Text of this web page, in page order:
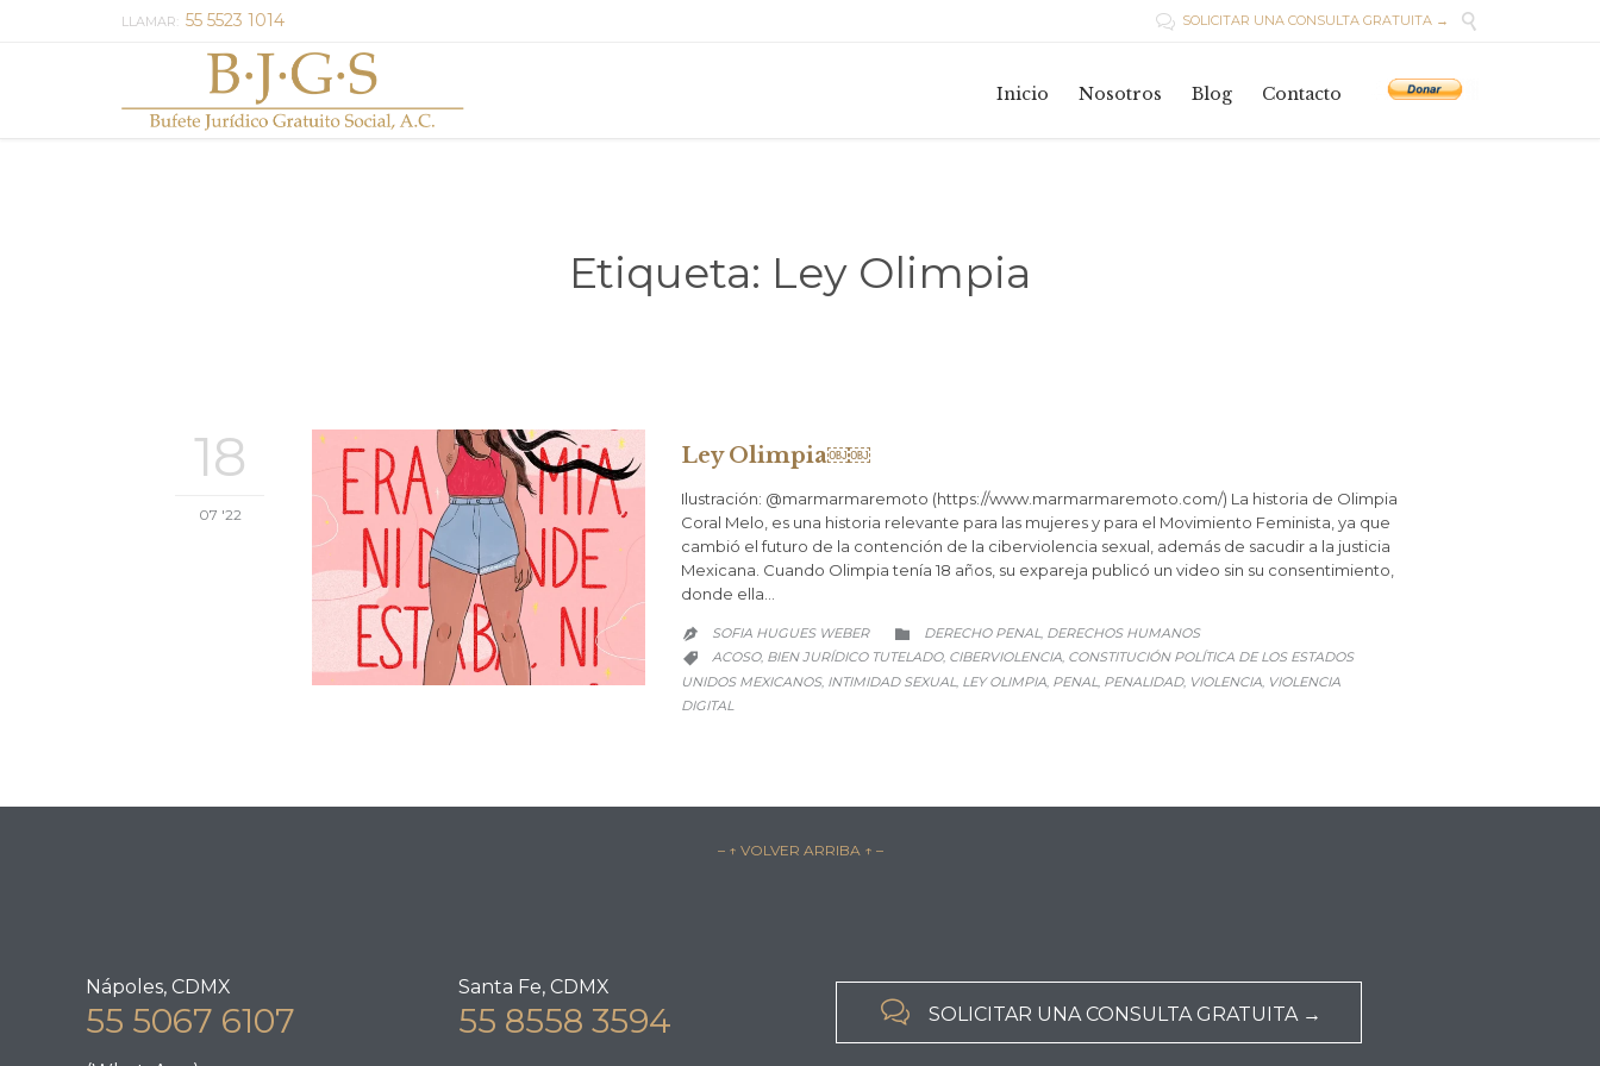
LLAMAR: 55 5523 1014  SOLICITAR UNA CONSULTA GRATUITA → 
Inicio Nosotros Blog Contacto
Etiqueta: Ley Olimpia
18
07 '22
Ley Olimpia￼￼
Ilustración: @marmarmaremoto (https://www.marmarmaremoto.com/) La historia de Olimpia
Coral Melo, es una historia relevante para las mujeres y para el Movimiento Feminista, ya que
cambió el futuro de la contención de la ciberviolencia sexual, además de sacudir a la justicia
Mexicana. Cuando Olimpia tenía 18 años, su expareja publicó un video sin su consentimiento,
donde ella…
 SOFIA HUGUES WEBER  CATEGORY
DERECHO PENAL, DERECHOS HUMANOS
 CATEGORY
ACOSO, BIEN JURÍDICO TUTELADO, CIBERVIOLENCIA, CONSTITUCIÓN POLÍTICA DE LOS ESTADOS
UNIDOS MEXICANOS, INTIMIDAD SEXUAL, LEY OLIMPIA, PENAL, PENALIDAD, VIOLENCIA, VIOLENCIA
DIGITAL
– ↑ VOLVER ARRIBA ↑ –
Nápoles, CDMX
55 5067 6107
Santa Fe, CDMX
55 8558 3594  SOLICITAR UNA CONSULTA GRATUITA →